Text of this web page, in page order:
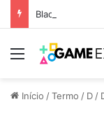
Black Friday:
Menu
Início /Termo / D /